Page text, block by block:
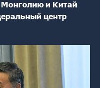
Монголию и Китай
центр